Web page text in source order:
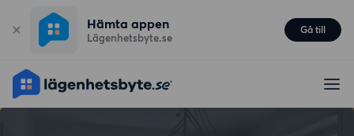
Hämta appen
Lägenhetsbyte.se
Gå till